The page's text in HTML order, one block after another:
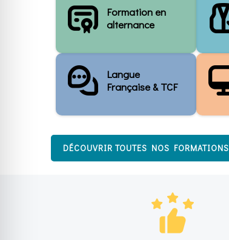
Formation en
alternance
Langue
Française & TCF
DÉCOUVRIR TOUTES NOS FORMATIONS